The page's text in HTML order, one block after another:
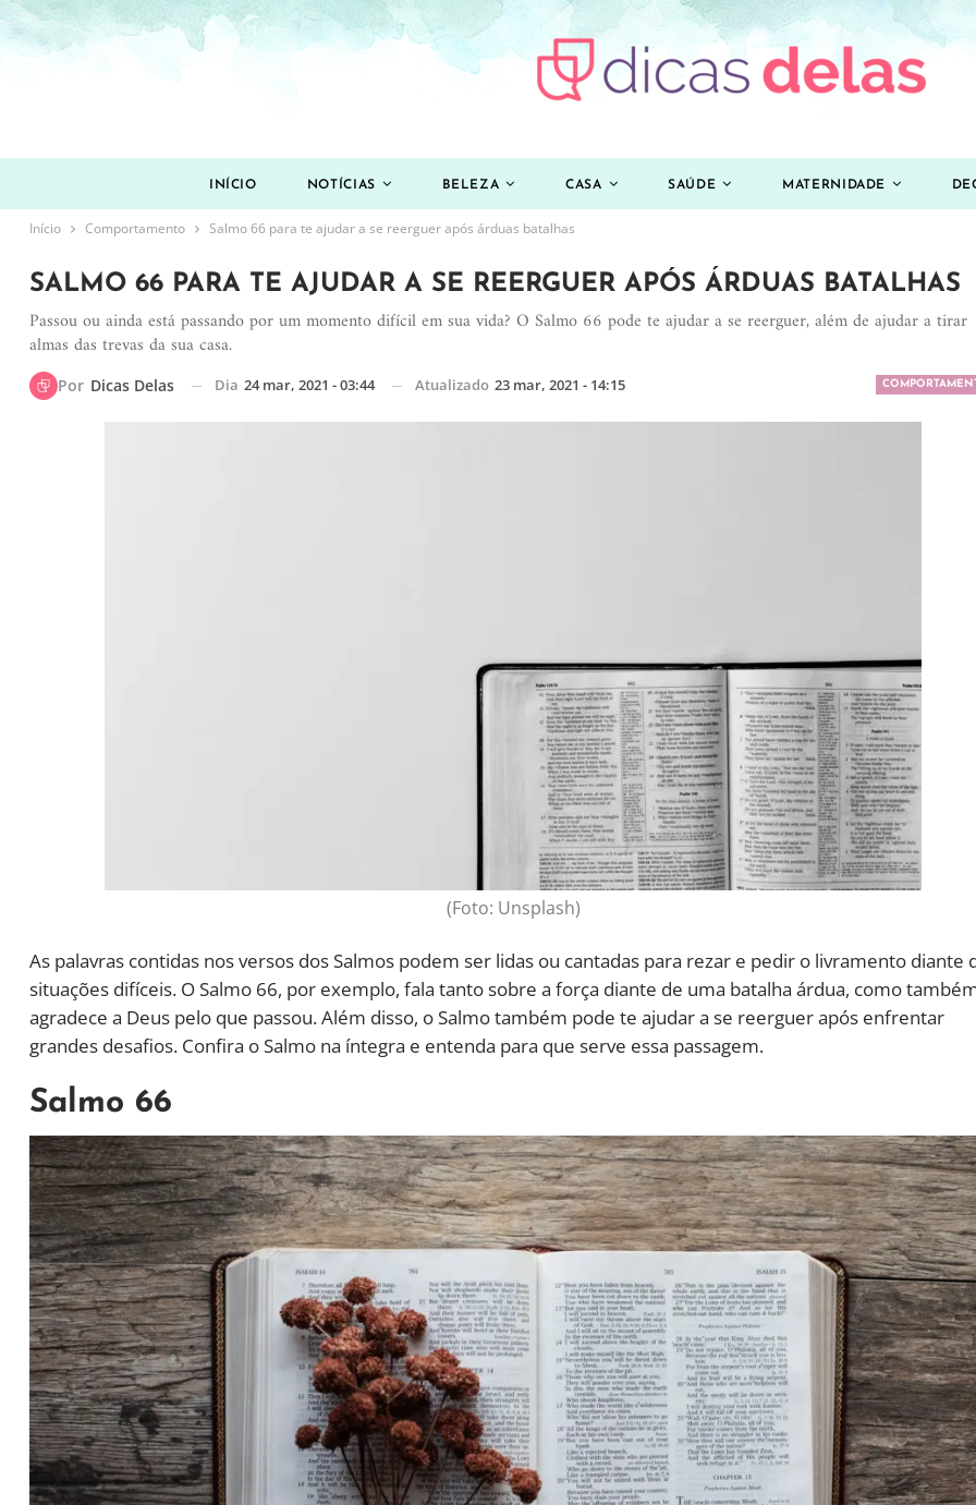
INÍCIO NOTÍCIAS BELEZA CASA SAÚDE MATERNIDADE
Início Comportamento Salmo 66 para te ajudar a se reerguer após árduas batalhas
SALMO 66 PARA TE AJUDAR A SE REERGUER APÓS ÁRDUAS BATALHAS
Passou ou ainda está passando por um momento difícil em sua vida? O Salmo 66 pode te ajudar a se reerguer, além de ajudar a tirar
almas das trevas da sua casa.
Por Dicas Delas Dia 24 mar, 2021 - 03:44 Atualizado 23 mar, 2021 - 14:15
(Foto: Unsplash)
As palavras contidas nos versos dos Salmos podem ser lidas ou cantadas para rezar e pedir o livramento diante
situações difíceis. O Salmo 66, por exemplo, fala tanto sobre a força diante de uma batalha árdua, como
agradece a Deus pelo que passou. Além disso, o Salmo também pode te ajudar a se reerguer após enfrentar
grandes desafios. Confira o Salmo na íntegra e entenda para que serve essa passagem.
Salmo 66